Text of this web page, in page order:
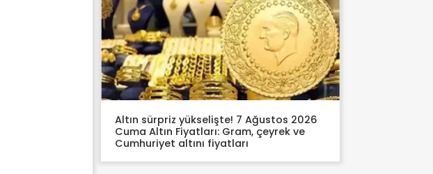
Altın sürpriz yükselişte! 7 Ağustos 2026
Cuma Altın Fiyatları: Gram, çeyrek ve
Cumhuriyet altını fiyatları